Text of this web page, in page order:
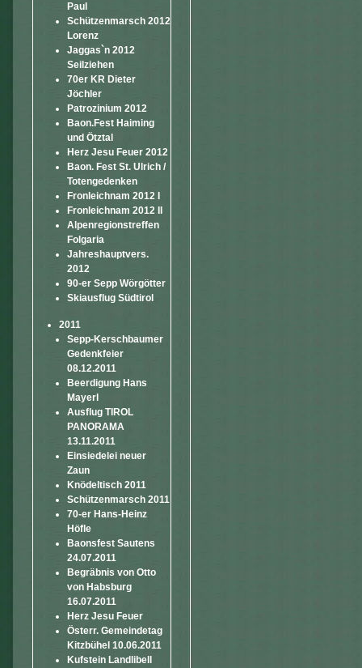
Paul
Schützenmarsch 2012
Lorenz
Jaggas`n 2012
Seilziehen
70er KR Dieter
Jöchler
Patrozinium 2012
Baon.Fest Haiming
und Ötztal
Herz Jesu Feuer 2012
Baon. Fest St. Ulrich /
Totengedenken
Fronleichnam 2012 I
Fronleichnam 2012 II
Alpenregionstreffen
Folgaria
Jahreshauptvers.
2012
90-er Sepp Wörgötter
Skiausflug Südtirol
2011
Sepp-Kerschbaumer
Gedenkfeier
08.12.2011
Beerdigung Hans
Mayerl
Ausflug TIROL
PANORAMA
13.11.2011
Einsiedelei neuer
Zaun
Knödeltisch 2011
Schützenmarsch 2011
70-er Hans-Heinz
Höfle
Baonsfest Sautens
24.07.2011
Begräbnis von Otto
von Habsburg
16.07.2011
Herz Jesu Feuer
Österr. Gemeindetag
Kitzbühel 10.06.2011
Kufstein Landlibell